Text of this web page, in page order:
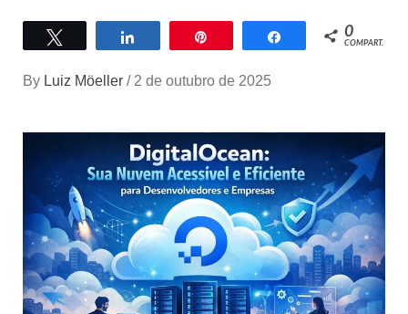
Compartilhar Compartilhar
0
COMPART.
By Luiz Möeller / 2 de outubro de 2025